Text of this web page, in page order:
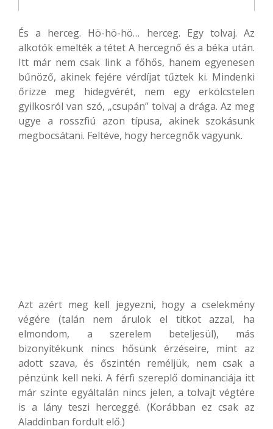
És a herceg. Hö-hö-hö… herceg. Egy tolvaj. Az
alkotók emelték a tétet A hercegnő és a béka után.
Itt már nem csak link a főhős, hanem egyenesen
bűnöző, akinek fejére vérdíjat tűztek ki. Mindenki
őrizze meg hidegvérét, nem egy erkölcstelen
gyilkosról van szó, „csupán” tolvaj a drága. Az meg
ugye a rosszfiú azon típusa, akinek szokásunk
megbocsátani. Feltéve, hogy hercegnők vagyunk.
Azt azért meg kell jegyezni, hogy a cselekmény
végére (talán nem árulok el titkot azzal, ha
elmondom, a szerelem beteljesül), más
bizonyítékunk nincs hősünk érzéseire, mint az
adott szava, és őszintén reméljük, nem csak a
pénzünk kell neki. A férfi szereplő dominanciája itt
már szinte egyáltalán nincs jelen, a tolvajt végtére
is a lány teszi herceggé. (Korábban ez csak az
Aladdinban fordult elő.)